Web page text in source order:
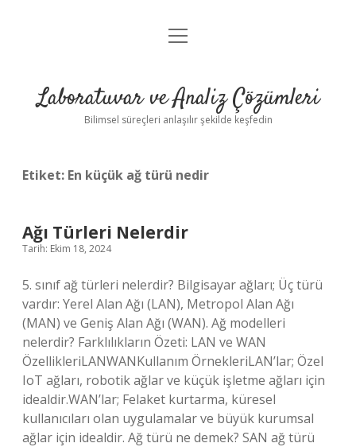
Anasayfa
Yasal Uyarı
menüyü
Laboratuvar ve Analiz Çözümleri
Bilimsel süreçleri anlaşılır şekilde keşfedin
Etiket: En küçük ağ türü nedir
Ağı Türleri Nelerdir
Tarih: Ekim 18, 2024
5. sınıf ağ türleri nelerdir? Bilgisayar ağları; Üç türü
vardır: Yerel Alan Ağı (LAN), Metropol Alan Ağı
(MAN) ve Geniş Alan Ağı (WAN). Ağ modelleri
nelerdir? Farklılıkların Özeti: LAN ve WAN
ÖzellikleriLANWANKullanım ÖrnekleriLAN’lar; Özel
IoT ağları, robotik ağlar ve küçük işletme ağları için
idealdir.WAN’lar; Felaket kurtarma, küresel
kullanıcıları olan uygulamalar ve büyük kurumsal
ağlar için idealdir. Ağ türü ne demek? SAN ağ türü